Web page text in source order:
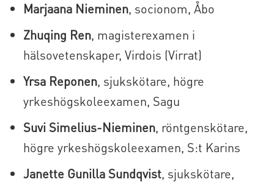
Marjaana Nieminen, socionom, Åbo
Zhuqing Ren, magisterexamen i
hälsovetenskaper, Virdois (Virrat)
Yrsa Reponen, sjukskötare, högre
yrkeshögskoleexamen, Sagu
Suvi Simelius-Nieminen, röntgenskötare,
högre yrkeshögskoleexamen, S:t Karins
Janette Gunilla Sundqvist, sjukskötare,